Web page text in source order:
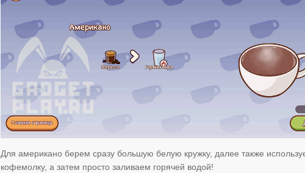
Для американо берем сразу большую белую кружку, далее также
кофемолку, а затем просто заливаем горячей водой!